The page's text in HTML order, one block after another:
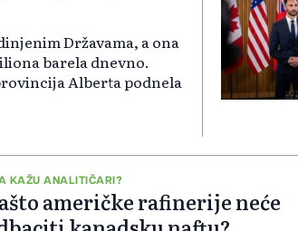
Državama, a ona
barela dnevno.
Alberta podnela
KAŽU ANALITIČARI?
američke rafinerije neće